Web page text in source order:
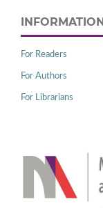
INFORMATION
For Readers
For Authors
For Librarians